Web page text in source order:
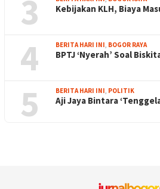
3 Kebijakan KLH, Biaya
4 BERITA HARI INI, BOGOR RAYA
BPTJ ‘Nyerah’ Soal
5 BERITA HARI INI, POLITIK
Aji Jaya Bintara